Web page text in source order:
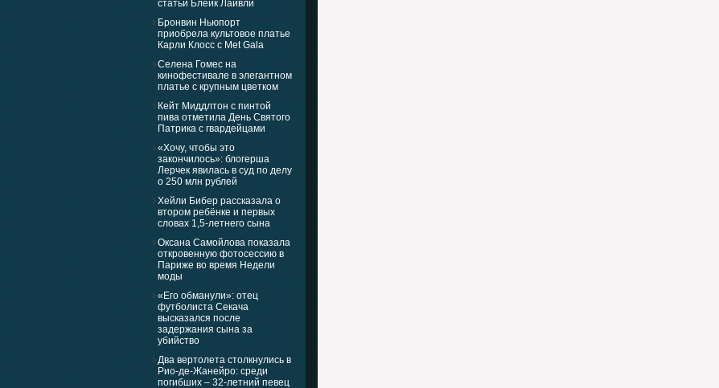
статьи Блейк Лайвли
Бронвин Ньюпорт
приобрела культовое платье
Карли Клосс с Met Gala
Селена Гомес на
кинофестивале в элегантном
платье с крупным цветком
Кейт Миддлтон с пинтой
пива отметила День Святого
Патрика с гвардейцами
«Хочу, чтобы это
закончилось»: блогерша
Лерчек явилась в суд по делу
о 250 млн рублей
Хейли Бибер рассказала о
втором ребёнке и первых
словах 1,5-летнего сына
Оксана Самойлова показала
откровенную фотосессию в
Париже во время Недели
моды
«Его обманули»: отец
футболиста Секача
высказался после
задержания сына за
убийство
Два вертолета столкнулись в
Рио-де-Жанейро: среди
погибших – 32-летний певец